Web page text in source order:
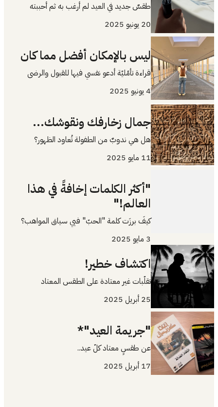
طقسٌ جديد في العيد لم أرغب به ثم أحببته
20 يونيو 2025
ليس بالإمكان أفضل مما كان
قراءة تأمّليّة أدعو نفسي فيها للقبول والرضى
4 يونيو 2025
جمال زخارفك ونقوشك...
هل هي ندوبٌ من الطفولة تُعاود الظهور؟
11 مايو 2025
"أكثر الكلمات إخافةً في هذا
العالم!"
كيفَ برزَت كلمة "الحبّ" فيي سياق المواهب؟
3 مايو 2025
اكتشاف خطير!
تقلّبات غير معتادة على الطقس المعتاد
25 أبريل 2025
"جريمة العيد"*
عن طقسٍ معتاد كلّ عيد..
17 أبريل 2025